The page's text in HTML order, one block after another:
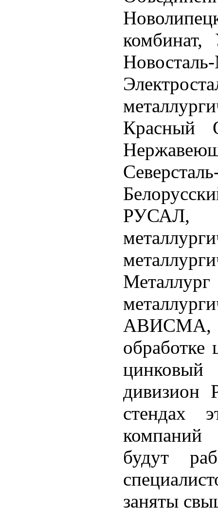
Красный
РУСАЛ,
АВИСМА,
обработке
дивизион
стендах
компаний
будут
заняты